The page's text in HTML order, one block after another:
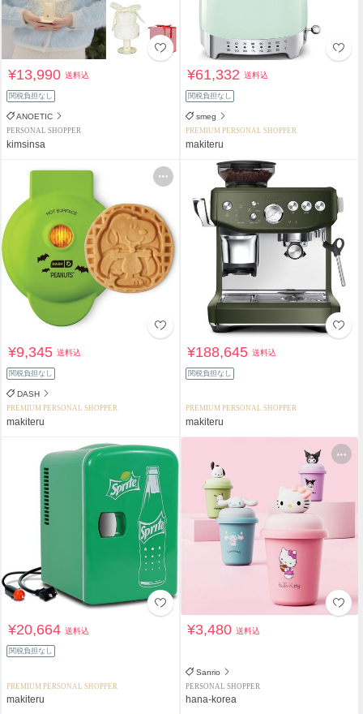
¥13,990送料込
関税負担なし
ANOETIC
PERSONAL SHOPPER
kimsinsa
¥61,332送料込
関税負担なし
smeg
PREMIUM PERSONAL SHOPPER
makiteru
¥9,345送料込
関税負担なし
DASH
PREMIUM PERSONAL SHOPPER
makiteru
¥188,645送料込
関税負担なし
PREMIUM PERSONAL SHOPPER
makiteru
¥20,664送料込
関税負担なし
PREMIUM PERSONAL SHOPPER
makiteru
¥3,480送料込
Sanrio
PERSONAL SHOPPER
hana-korea